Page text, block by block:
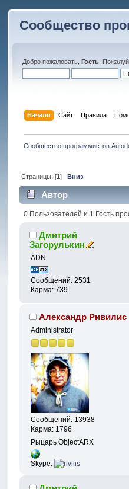
Сообщество
Добро пожаловать,Гость .
Начало Сайт Правила
Сообщество программистов
Страницы: [1] Вниз
Автор
0 Пользователей и 1 Гость
Дмитрий
Загорулькин
ADN
Сообщений: 2531
Карма: 739
Александр Ривилис
Administrator
Сообщений: 13938
Карма: 1796
Рыцарь ObjectARX
Skype: